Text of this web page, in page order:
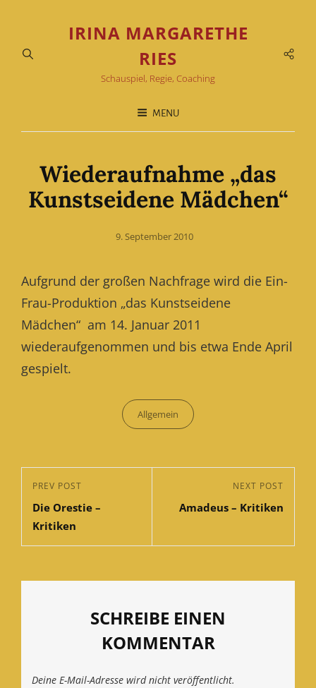
IRINA MARGARETHE
RIES
Schauspiel, Regie, Coaching
MENU
Wiederaufnahme „das
Kunstseidene Mädchen“
Posted
9. September 2010
Aufgrund der großen Nachfrage wird die Ein-
Frau-Produktion „das Kunstseidene
Mädchen“ am 14. Januar 2011
wiederaufgenommen und bis etwa Ende April
gespielt.
Categories
Allgemein
Beitragsnavigation
Previous
Post
PREV POST
Die Orestie –
Kritiken
Post
NEXT POST
Amadeus – Kritiken
SCHREIBE EINEN
KOMMENTAR
Deine E-Mail-Adresse wird nicht veröffentlicht.